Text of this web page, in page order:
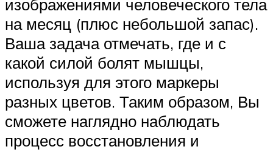
изображениями человеческого тела
на месяц (плюс небольшой запас).
Ваша задача отмечать, где и с
какой силой болят мышцы,
используя для этого маркеры
разных цветов. Таким образом, Вы
сможете наглядно наблюдать
процесс восстановления и